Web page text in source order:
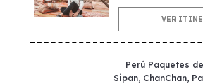
VER
Perú Paquetes
Sipan, ChanChan,